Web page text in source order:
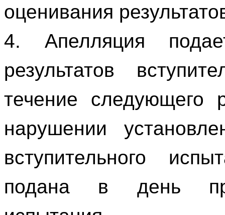
оценивания
4. Апелляция
результатов
течение следующего
нарушении
вступительного
подана в день